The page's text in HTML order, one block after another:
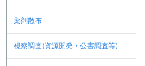
薬剤散布
視察調査(資源開発・公害調査等)